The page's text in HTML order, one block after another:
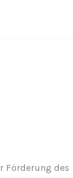
Förderung des